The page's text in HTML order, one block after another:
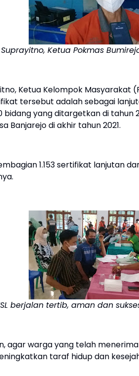
Ketua Pokmas
Ketua Kelompok Masyarakat
tersebut adalah sebagai
bidang yang ditargetkan di
Banjarejo di akhir tahun 2021.
1.153 sertifikat lanjutan
berjalan tertib, aman dan
agar warga yang telah
taraf hidup dan